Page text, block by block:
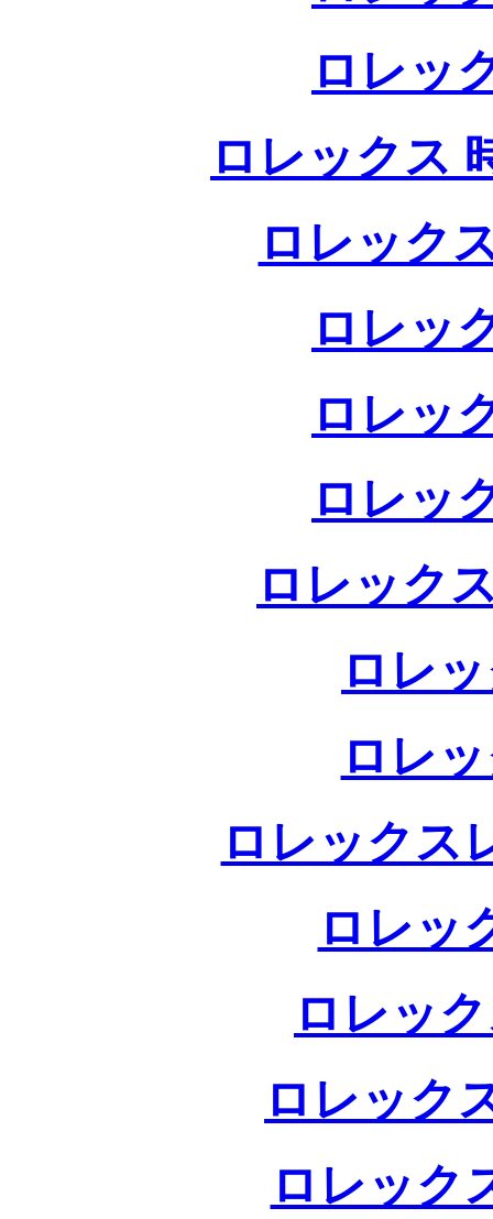
ロレッ
ロレックス
ロレック
ロレッ
ロレッ
ロレッ
ロレック
ロレ
ロレ
ロレックス
ロレッ
ロレッ
ロレック
ロレック